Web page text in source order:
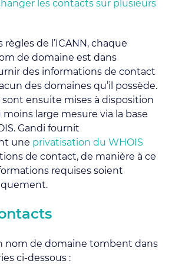
les contacts sur plusieurs
règles de l’ICANN, chaque
de domaine est dans
des informations de contact
des domaines qu’il possède.
ensuite mises à disposition
large mesure via la base
Gandi fournit
une privatisation du WHOIS
de contact, de manière à ce
requises soient
nom de domaine tombent dans
ci-dessous :